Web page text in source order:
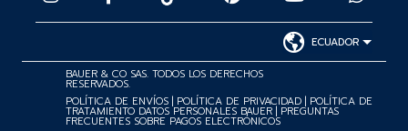
ECUADOR
BAUER & CO SAS. TODOS LOS DERECHOS
RESERVADOS.
POLÍTICA DE ENVÍOS | POLÍTICA DE PRIVACIDAD | POLÍTICA DE
TRATAMIENTO DATOS PERSONALES BAUER | PREGUNTAS
FRECUENTES SOBRE PAGOS ELECTRÓNICOS